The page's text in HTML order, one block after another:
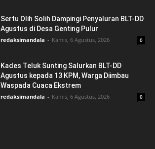
Sertu Olih Solih Dampingi Penyaluran BLT-DD
Agustus di Desa Genting Pulur
redaksimandala - Kamis, 6 Agustus, 2026 0
Kades Teluk Sunting Salurkan BLT-DD
Agustus kepada 13 KPM, Warga Diimbau
Waspada Cuaca Ekstrem
redaksimandala - Kamis, 6 Agustus, 2026 0